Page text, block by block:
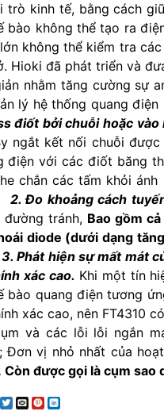
trò kinh tế, bằng cách
bào không thể tạo ra
không thể kiểm tra
Hioki đã phát triển và
nhằm tăng cường sự
lý hệ thống quang
điốt bởi chuỗi hoặc
ngắt kết nối chuỗi được
điện với các điốt băng
chắn các tấm khỏi
2. Đo khoảng cách
đường tránh, Bao gồm
diode (dưới dạng
3. Phát hiện sự mất mát
xác cao. Khi một tín
bào quang điện tương
xác cao, nên FT4310
và các lỗi lỗi ngắn
Đơn vị nhỏ nhất của
Còn được gọi là cụm sao